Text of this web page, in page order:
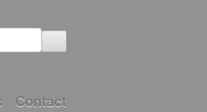
Contact